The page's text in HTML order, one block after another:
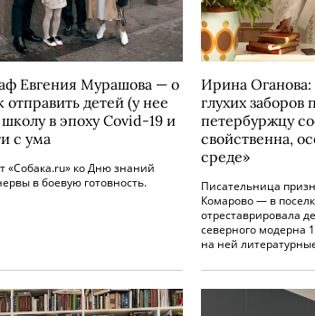
Евгения Мурашова — о
отправить детей (у нее
школу в эпоху Covid-19 и
с ума
«Собака.ru» ко Дню знаний
в боевую готовность.
Ирина
глухих заборов
петербуржцу
свойственна,
среде»
Писательница
Комарово — в
отреставрировала
северного модерна
на ней